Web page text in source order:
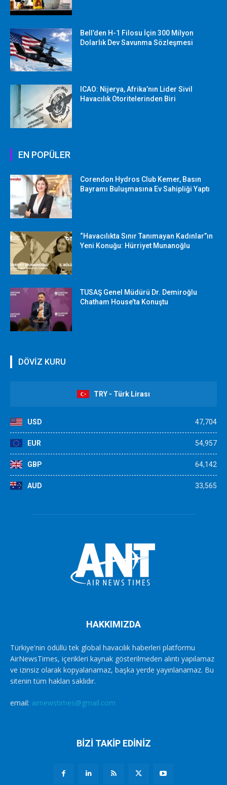
Bell’den H-1 Filosu İçin 300 Milyon
Dolarlık Dev Savunma Sözleşmesi
ICAO: Nijerya, Afrika’nın Lider Sivil
Havacılık Otoritelerinden Biri
EN POPÜLER
Corendon Hydros Club Kemer, Basın
Bayramı Buluşmasına Ev Sahipliği Yaptı
“Havacılıkta Sınır Tanımayan Kadınlar”ın
Yeni Konuğu: Hürriyet Munanoğlu
TUSAŞ Genel Müdürü Dr. Demiroğlu
Chatham House’ta Konuştu
DÖVİZ KURU
TRY - Türk Lirası
USD 47,704
EUR 54,957
GBP 64,142
AUD 33,565
HAKKIMIZDA
Türkiye'nin ödüllü tek global havacılık haberleri platformu
AirNewsTimes, içerikleri kaynak gösterilmeden alıntı yapılamaz
ve izinsiz olarak kopyalanamaz, başka yerde yayınlanamaz. Bu
sitenin tüm hakları saklıdır.
email: airnewstimes@gmail.com
BİZİ TAKİP EDİNİZ